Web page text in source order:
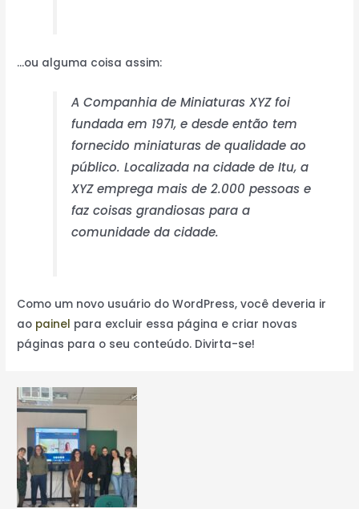
…ou alguma coisa assim:
A Companhia de Miniaturas XYZ foi
fundada em 1971, e desde então tem
fornecido miniaturas de qualidade ao
público. Localizada na cidade de Itu, a
XYZ emprega mais de 2.000 pessoas e
faz coisas grandiosas para a
comunidade da cidade.
Como um novo usuário do WordPress, você deveria ir
ao painel para excluir essa página e criar novas
páginas para o seu conteúdo. Divirta-se!